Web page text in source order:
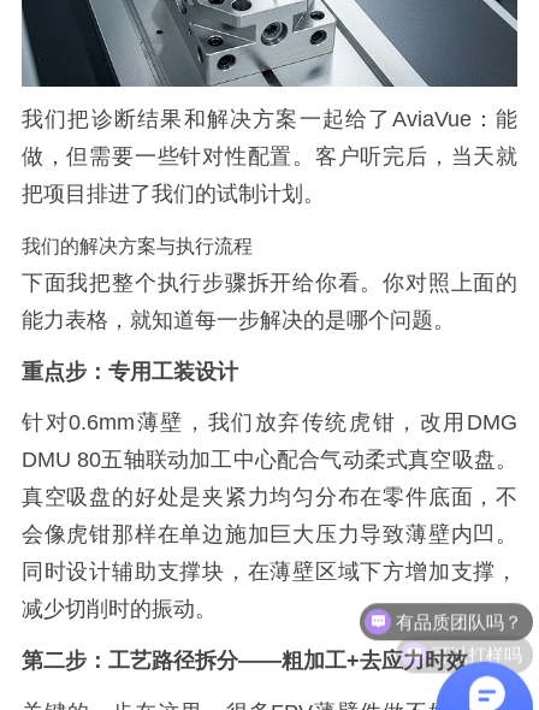
我们把诊断结果和解决方案一起给了AviaVue：能
做，但需要一些针对性配置。客户听完后，当天就
把项目排进了我们的试制计划。
我们的解决方案与执行流程
下面我把整个执行步骤拆开给你看。你对照上面的
能力表格，就知道每一步解决的是哪个问题。
重点步：专用工装设计
针对0.6mm薄壁，我们放弃传统虎钳，改用DMG
DMU 80五轴联动加工中心配合气动柔式真空吸盘。
真空吸盘的好处是夹紧力均匀分布在零件底面，不
会像虎钳那样在单边施加巨大压力导致薄壁内凹。
同时设计辅助支撑块，在薄壁区域下方增加支撑，
减少切削时的振动。
第二步：工艺路径拆分——粗加工+去应力时效
可以打样吗